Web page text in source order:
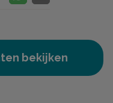
bekijken